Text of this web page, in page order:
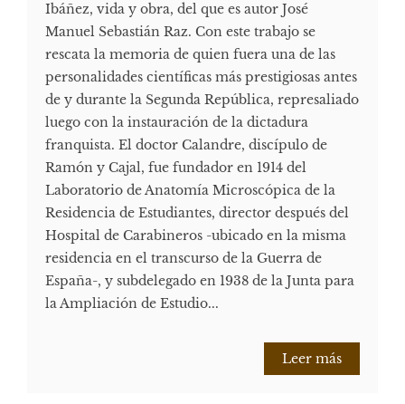
Ibáñez, vida y obra, del que es autor José
Manuel Sebastián Raz. Con este trabajo se
rescata la memoria de quien fuera una de las
personalidades científicas más prestigiosas antes
de y durante la Segunda República, represaliado
luego con la instauración de la dictadura
franquista. El doctor Calandre, discípulo de
Ramón y Cajal, fue fundador en 1914 del
Laboratorio de Anatomía Microscópica de la
Residencia de Estudiantes, director después del
Hospital de Carabineros -ubicado en la misma
residencia en el transcurso de la Guerra de
España-, y subdelegado en 1938 de la Junta para
la Ampliación de Estudio...
Leer más